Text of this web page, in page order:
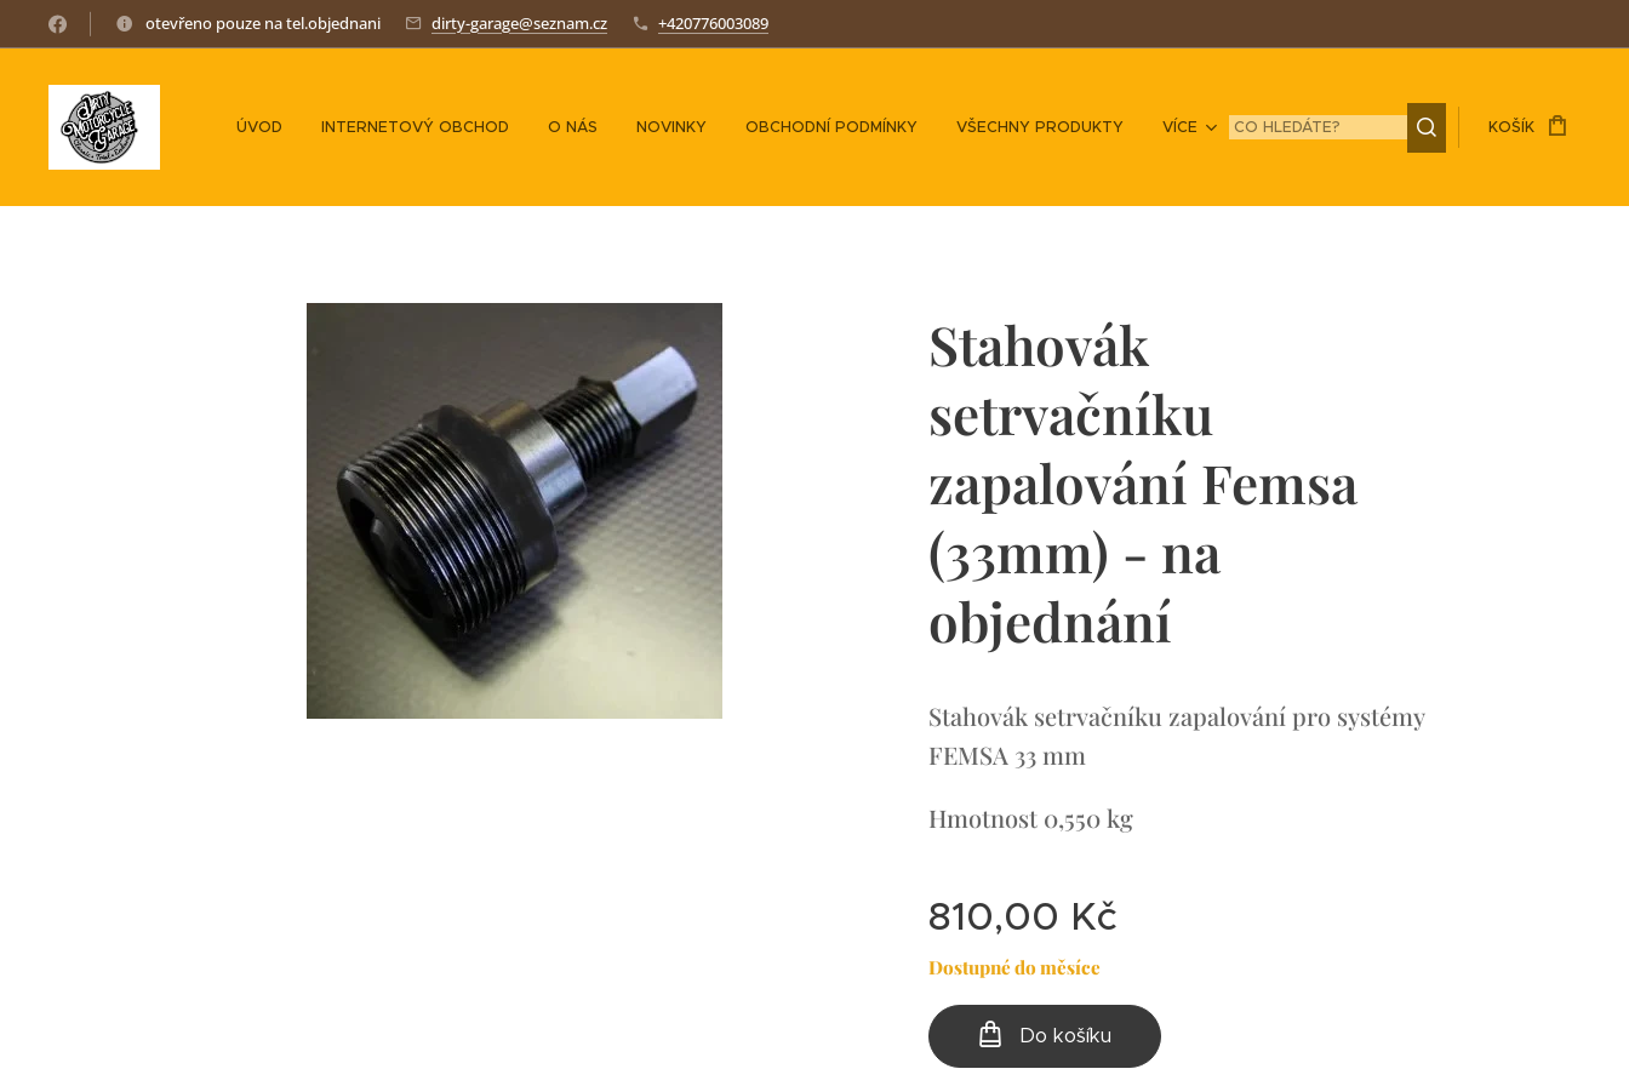
otevřeno pouze na tel.objednani dirty-garage@seznam.cz +420776003089
ÚVOD INTERNETOVÝ OBCHOD O NÁS NOVINKY OBCHODNÍ PODMÍNKY VŠECHNY PRODUKTY VÍCE KOŠÍK
Stahovák
setrvačníku
zapalování Femsa
(33mm) - na
objednání
Stahovák setrvačníku zapalování pro systémy
FEMSA 33 mm
Hmotnost 0,550 kg
810,00 Kč
Dostupné do měsíce
Do košíku